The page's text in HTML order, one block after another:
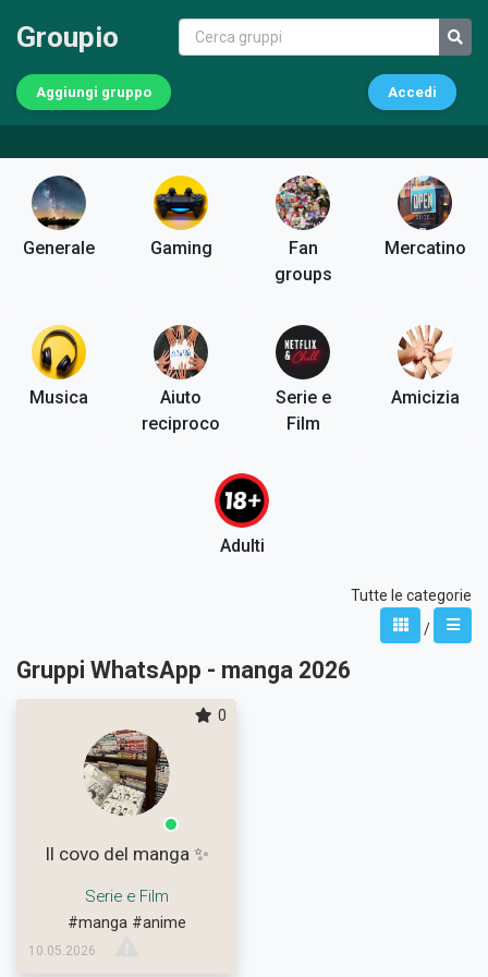
Groupio
Aggiungi gruppo Accedi
Generale Gaming
Fan
groups
Mercatino
Musica
Aiuto
reciproco
Serie e
Film
Amicizia
Adulti
Tutte le categorie
/
Gruppi WhatsApp - manga 2026
0
Il covo del manga ✨
Serie e Film
#manga #anime
10.05.2026